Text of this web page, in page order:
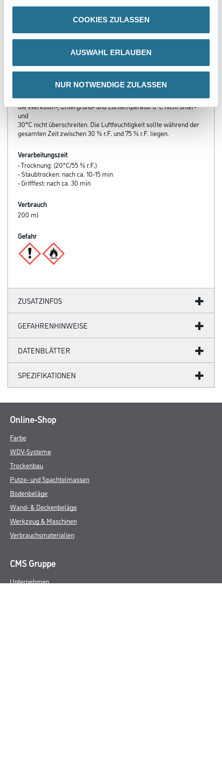
COOKIES ZULASSEN
AUSWAHL ERLAUBEN
NUR NOTWENDIGE ZULASSEN
Leuchtkraft am Tage und eine volle, weithin sichtbare Reflexion
Nacht noch erhöht (Außenbereich)
Verarbeitungstemp./Luftfeuchte
Während der gesamten Verarbeitungs- und Trocknungszeit darf
die Werkstoff-, Untergrund- und Lufttemperatur 8°C nicht unter-
und
30°C nicht überschreiten. Die Luftfeuchtigkeit sollte während der
gesamten Zeit zwischen 30 % r.F. und 75 % r.F. liegen.
Verarbeitungszeit
- Trocknung: (20°C/55 % r.F.)
- Staubtrocken: nach ca. 10-15 min
- Grifffest: nach ca. 30 min
Verbrauch
200 ml
Gefahr
ZUSATZINFOS
GEFAHRENHINWEISE
DATENBLÄTTER
SPEZIFIKATIONEN
Online-Shop
Farbe
WDV-Systeme
Trockenbau
Putze- und Spachtelmassen
Bodenbeläge
Wand- & Deckenbeläge
Werkzeug & Maschinen
Verbrauchsmaterialien
CMS Gruppe
Unternehmen